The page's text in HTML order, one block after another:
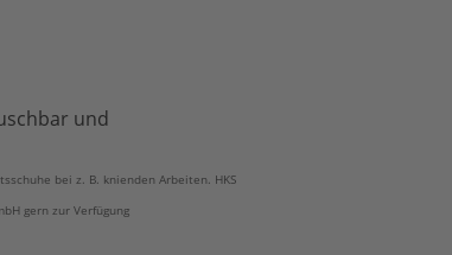
und
bei z. B. knienden Arbeiten. HKS
gern zur Verfügung